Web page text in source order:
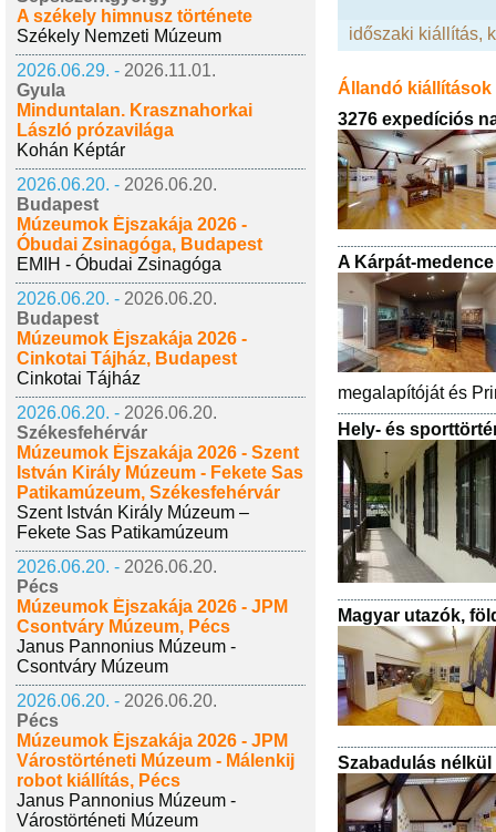
A székely himnusz története
Székely Nemzeti Múzeum
2026.06.29. - 2026.11.01.
Gyula
Minduntalan. Krasznahorkai
László prózavilága
Kohán Képtár
2026.06.20. - 2026.06.20.
Budapest
Múzeumok Éjszakája 2026 -
Óbudai Zsinagóga, Budapest
EMIH - Óbudai Zsinagóga
2026.06.20. - 2026.06.20.
Budapest
Múzeumok Éjszakája 2026 -
Cinkotai Tájház, Budapest
Cinkotai Tájház
2026.06.20. - 2026.06.20.
Székesfehérvár
Múzeumok Éjszakája 2026 - Szent
István Király Múzeum - Fekete Sas
Patikamúzeum, Székesfehérvár
Szent István Király Múzeum –
Fekete Sas Patikamúzeum
2026.06.20. - 2026.06.20.
Pécs
Múzeumok Éjszakája 2026 - JPM
Csontváry Múzeum, Pécs
Janus Pannonius Múzeum -
Csontváry Múzeum
2026.06.20. - 2026.06.20.
Pécs
Múzeumok Éjszakája 2026 - JPM
Várostörténeti Múzeum - Málenkij
robot kiállítás, Pécs
Janus Pannonius Múzeum -
Várostörténeti Múzeum
időszaki kiállítás,
Állandó kiállítások
3276 expedíciós
A Kárpát-
megalapítóját és
Hely- és
Magyar utazók,
Szabadulás nélkül